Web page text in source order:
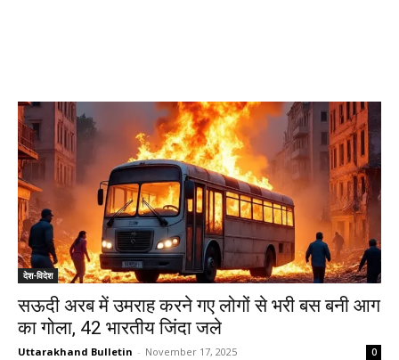
देश-विदेश
सऊदी अरब में उमराह करने गए लोगों से भरी बस बनी आग
का गोला, 42 भारतीय जिंदा जले
Uttarakhand Bulletin - November 17, 2025 0